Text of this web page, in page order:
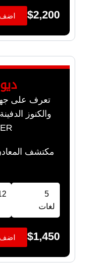
$2,200 اضف
ديوس
تعرف على
–
مكتشف
5
لغات
12
$1,450 اضف